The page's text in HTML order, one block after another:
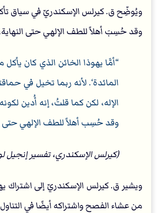
ويُوضِّح ق. كيرلس الإسكندريّ في سياق
وقد حُسِبَ أهلاً للطف اﻹلهي حتى
أمَّا يهوذا الخائن الذي كان
المائدة‘. ﻷنه ربما تخيل في
اﻹله، لكن كما قلتُ، إنه أُدين
وقد حُسِب أهلاً للطف اﻹلهي حتى
(كيرلس الإسكندري، تفسير إنجيل
ويشير ق. كيرلس الإسكندريّ إلى اشتراك
من عشاء الفصح واشتراكه أيضًا في